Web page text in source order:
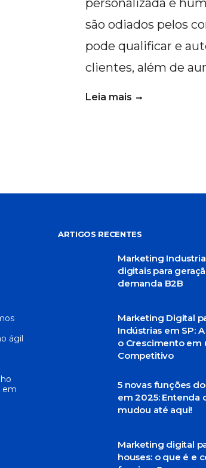
personalizada e
são odiados pelos
pode qualificar e
clientes, além de
Leia mais
ágil
em
ARTIGOS RECENTES
Marketing
digitais para
demanda B2B
Marketing Digital
Indústrias em SP:
o Crescimento em
Competitivo
5 novas funções
em 2025: Entenda
mudou até aqui!
Marketing digital
houses: o que é e